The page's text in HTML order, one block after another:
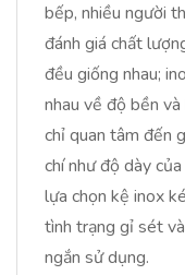
bếp, nhiều người
đánh giá chất
đều giống nhau;
nhau về độ bền
chỉ quan tâm đến
chí như độ dày
lựa chọn kệ inox
tình trạng gỉ sét
ngắn sử dụng.